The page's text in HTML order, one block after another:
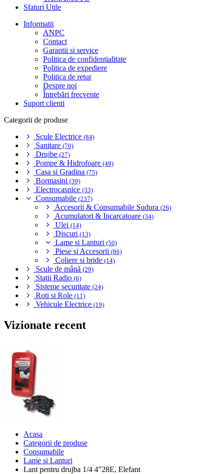
Sfaturi Utile
Informatii
ANPC
Contact
Garantii si service
Politica de confidentialitate
Politica de expediere
Politica de retur
Despre noi
Întrebări frecvente
Suport clienti
Categorii de produse
Scule Electrice (84)
Sanitare (70)
Drujbe (27)
Pompe & Hidrofoare (49)
Casa si Gradina (75)
Bormasini (39)
Electrocasnice (33)
Consumabile (237)
Accesorii & Consumabile Sudura (26)
Acumulatori & Incarcatoare (34)
Ulei (14)
Discuri (13)
Lame si Lanturi (50)
Piese si Accesorii (86)
Coliere si bride (14)
Scule de mână (29)
Stații Radio (6)
Sisteme securitate (24)
Roti si Role (11)
Vehicule Electrice (19)
Vizionate recent
Acasa
Categorii de produse
Consumabile
Lame si Lanturi
Lant pentru drujba 1/4 4"28E, Elefant